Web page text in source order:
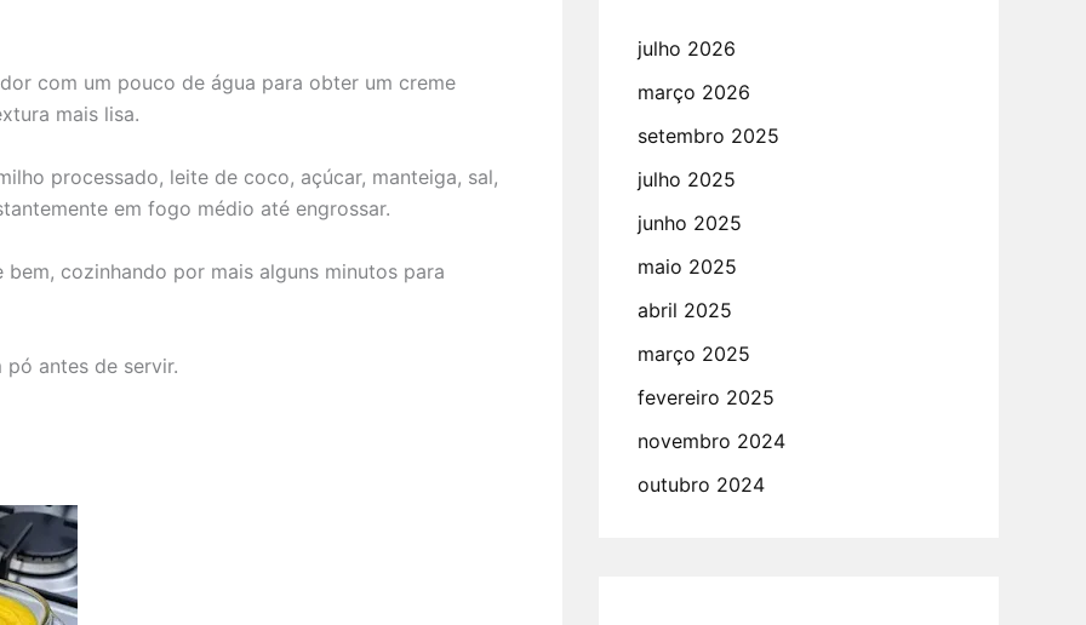
com um pouco de água para obter um creme
mais lisa.
processado, leite de coco, açúcar, manteiga, sal,
em fogo médio até engrossar.
cozinhando por mais alguns minutos para
antes de servir.
julho 2026
março 2026
setembro 2025
julho 2025
junho 2025
maio 2025
abril 2025
março 2025
fevereiro 2025
novembro 2024
outubro 2024